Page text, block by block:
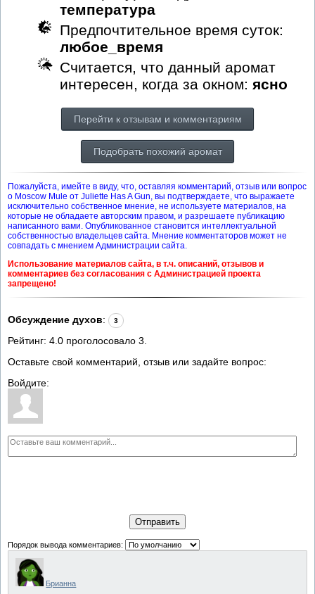
температура
Предпочтительное время суток:
любое_время
Считается, что данный аромат
интересен, когда за окном: ясно
Перейти к отзывам и комментариям
Подобрать похожий аромат
Пожалуйста, имейте в виду, что, оставляя комментарий, отзыв или вопрос
о Moscow Mule от Juliette Has A Gun, вы подтверждаете, что выражаете
исключительно собственное мнение, не используете материалов, на
которые не обладаете авторским правом, и разрешаете публикацию
написанного вами. Опубликованное становится интеллектуальной
собственностью владельцев сайта. Мнение комментаторов может не
совпадать с мнением Администрации сайта.
Использование материалов сайта, в т.ч. описаний, отзывов и
комментариев без согласования с Администрацией проекта
запрещено!
Обсуждение духов: 3
Рейтинг: 4.0 проголосовало 3
Оставьте свой комментарий, отзыв или задайте вопрос:
Войдите:
Отправить
Порядок вывода комментариев:
Брианна